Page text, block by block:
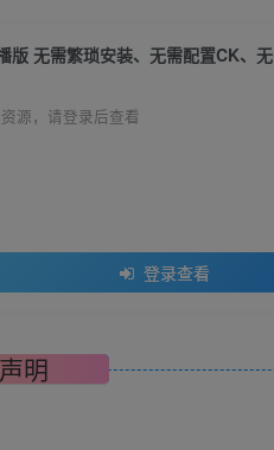
源，请登录后查看
登录查看
明